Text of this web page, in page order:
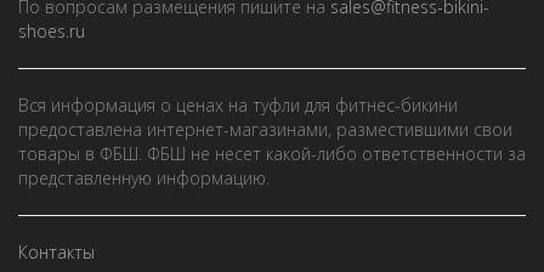
По вопросам размещения пишите на sales@fitness-bikini-
shoes.ru
Вся информация о ценах на туфли для фитнес-бикини
предоставлена интернет-магазинами, разместившими свои
товары в ФБШ. ФБШ не несет какой-либо ответственности за
представленную информацию.
Контакты